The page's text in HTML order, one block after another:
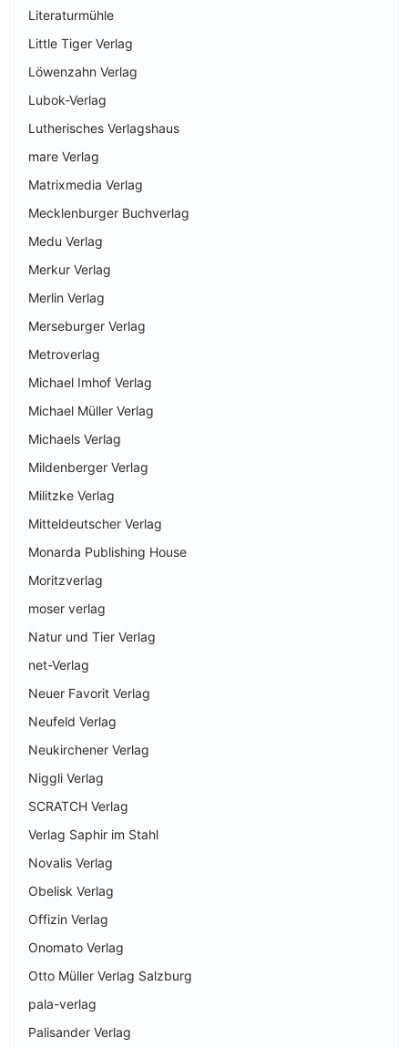
Literaturmühle
Little Tiger Verlag
Löwenzahn Verlag
Lubok-Verlag
Lutherisches Verlagshaus
mare Verlag
Matrixmedia Verlag
Mecklenburger Buchverlag
Medu Verlag
Merkur Verlag
Merlin Verlag
Merseburger Verlag
Metroverlag
Michael Imhof Verlag
Michael Müller Verlag
Michaels Verlag
Mildenberger Verlag
Militzke Verlag
Mitteldeutscher Verlag
Monarda Publishing House
Moritzverlag
moser verlag
Natur und Tier Verlag
net-Verlag
Neuer Favorit Verlag
Neufeld Verlag
Neukirchener Verlag
Niggli Verlag
SCRATCH Verlag
Verlag Saphir im Stahl
Novalis Verlag
Obelisk Verlag
Offizin Verlag
Onomato Verlag
Otto Müller Verlag Salzburg
pala-verlag
Palisander Verlag